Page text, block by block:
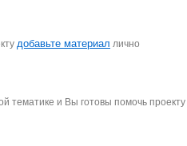
добавьте материал лично
тематике и Вы готовы помочь проекту